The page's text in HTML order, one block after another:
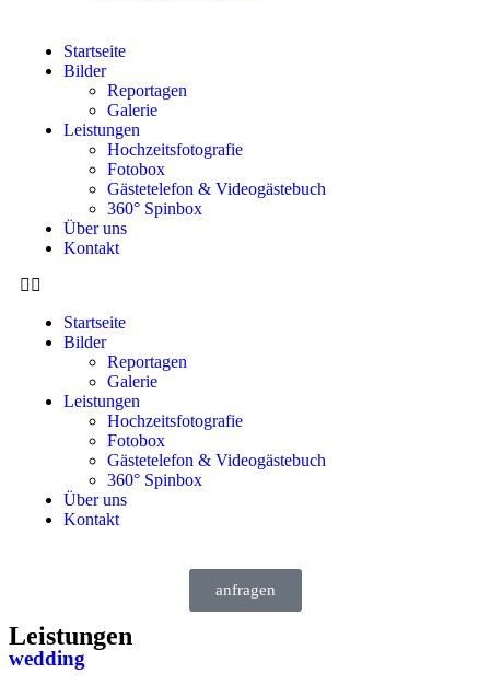
Startseite
Bilder
Reportagen
Galerie
Leistungen
Hochzeitsfotografie
Fotobox
Gästetelefon & Videogästebuch
360° Spinbox
Über uns
Kontakt
Startseite
Bilder
Reportagen
Galerie
Leistungen
Hochzeitsfotografie
Fotobox
Gästetelefon & Videogästebuch
360° Spinbox
Über uns
Kontakt
anfragen
Leistungen
wedding